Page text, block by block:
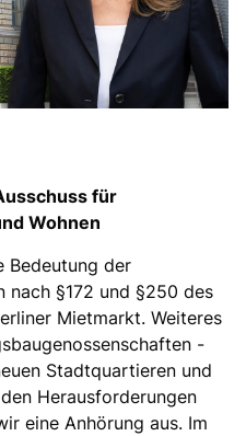
für
Wohnen
Bedeutung der
nach §172 und §250 des
Mietmarkt. Weiteres
-
Stadtquartieren und
Herausforderungen
eine Anhörung aus. Im